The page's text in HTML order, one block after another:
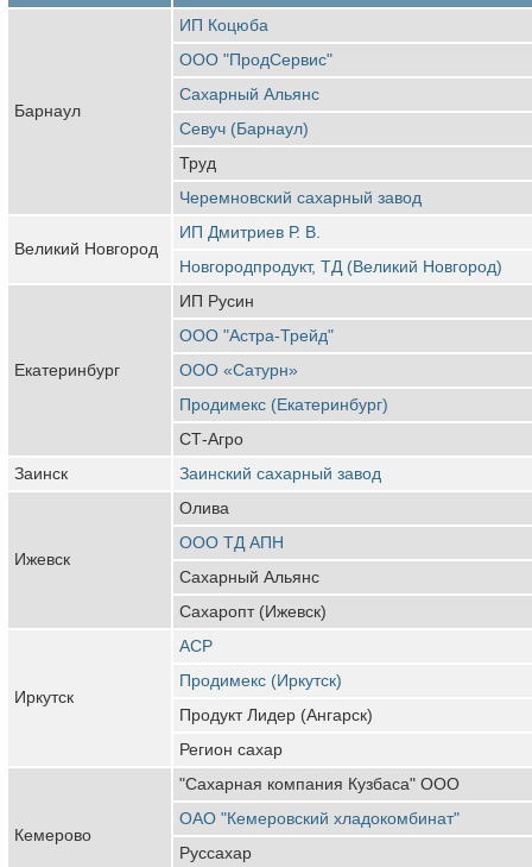
Барнаул
ИП Коцюба
ООО "ПродСервис"
Сахарный Альянс
Севуч (Барнаул)
Труд
Черемновский сахарный завод
Великий Новгород
ИП Дмитриев Р. В.
Новгородпродукт, ТД (Великий Новгород)
Екатеринбург
ИП Русин
ООО "Астра-Трейд"
ООО «Сатурн»
Продимекс (Екатеринбург)
СТ-Агро
Заинск
Заинский сахарный завод
Ижевск
Олива
ООО ТД АПН
Сахарный Альянс
Сахаропт (Ижевск)
Иркутск
АСР
Продимекс (Иркутск)
Продукт Лидер (Ангарск)
Регион сахар
Кемерово
"Сахарная компания Кузбаса" ООО
ОАО "Кемеровский хладокомбинат"
Руссахар